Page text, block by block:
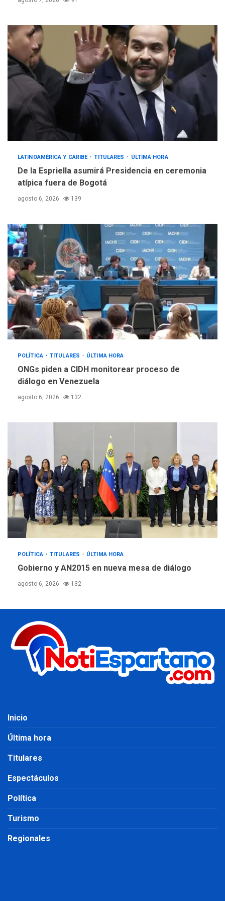
LATINOAMÉRICA Y CARIBE TITULARES ÚLTIMA HORA
De la Espriella asumirá Presidencia en ceremonia
atípica fuera de Bogotá
agosto 6, 2026 139
POLÍTICA TITULARES ÚLTIMA HORA
ONGs piden a CIDH monitorear proceso de
diálogo en Venezuela
agosto 6, 2026 132
POLÍTICA TITULARES ÚLTIMA HORA
Gobierno y AN2015 en nueva mesa de diálogo
agosto 6, 2026 132
Inicio
Última hora
Titulares
Espectáculos
Política
Turismo
Regionales